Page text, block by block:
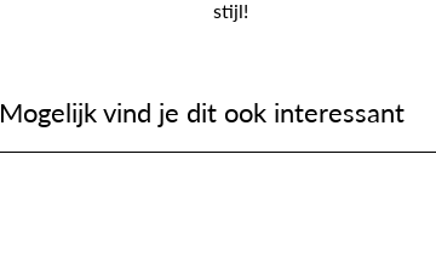
stijl!
Mogelijk vind je dit ook interessant